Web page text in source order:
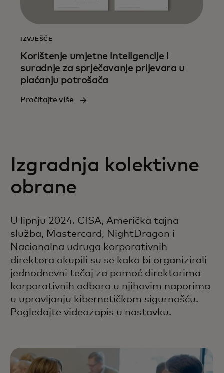
IZVJEŠĆE
Korištenje umjetne inteligencije i
suradnje za sprječavanje prijevara u
plaćanju potrošača
Pročitajte više
Izgradnja kolektivne
obrane
U lipnju 2024. CISA, Američka tajna
služba, Mastercard, NightDragon i
Nacionalna udruga korporativnih
direktora okupili su se kako bi organizirali
jednodnevni tečaj za pomoć direktorima
korporativnih odbora u njihovim naporima
u upravljanju kibernetičkom sigurnošću.
Pogledajte videozapis u nastavku.